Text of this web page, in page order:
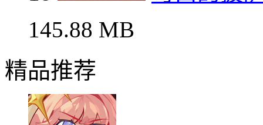
145.88 MB
精品推荐